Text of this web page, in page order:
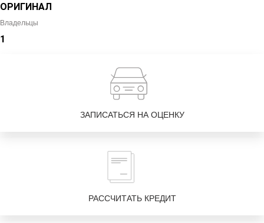
ОРИГИНАЛ
Владельцы
1
ЗАПИСАТЬСЯ НА ОЦЕНКУ
РАССЧИТАТЬ КРЕДИТ